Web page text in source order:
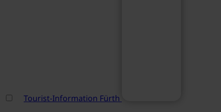
Tourist-Information Fürth